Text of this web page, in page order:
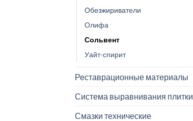
Обезжириватели
Олифа
Сольвент
Уайт-спирит
Реставрационные материалы
Система выравнивания плитки
Смазки технические